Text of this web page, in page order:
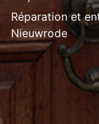
Réparation et
Nieuwrode